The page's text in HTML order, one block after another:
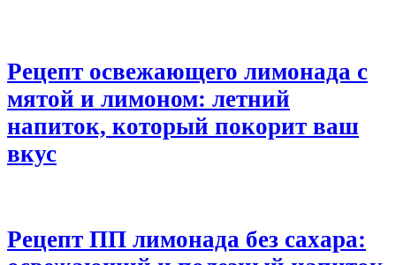
Рецепт освежающего лимонада с
мятой и лимоном: летний
напиток, который покорит ваш
вкус
Рецепт ПП лимонада без сахара: